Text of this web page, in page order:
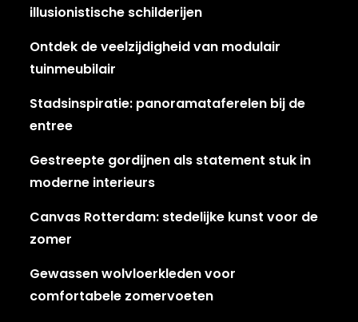
illusionistische schilderijen
Ontdek de veelzijdigheid van modulair
tuinmeubilair
Stadsinspiratie: panoramataferelen bij de
entree
Gestreepte gordijnen als statement stuk in
moderne interieurs
Canvas Rotterdam: stedelijke kunst voor de
zomer
Gewassen wolvloerkleden voor
comfortabele zomervoeten